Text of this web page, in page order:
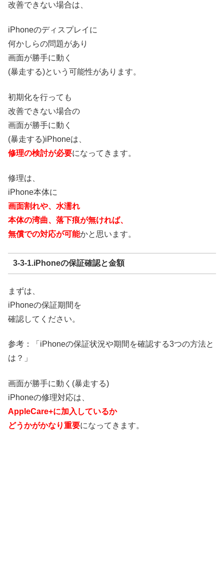
改善できない場合は、
iPhoneのディスプレイに
何かしらの問題があり
画面が勝手に動く
(暴走する)という可能性があります。
初期化を行っても
改善できない場合の
画面が勝手に動く
(暴走する)iPhoneは、
修理の検討が必要になってきます。
修理は、
iPhone本体に
画面割れや、水濡れ
本体の湾曲、落下痕が無ければ、
無償での対応が可能かと思います。
3-3-1.iPhoneの保証確認と金額
まずは、
iPhoneの保証期間 を
確認してください。
参考：「 iPhoneの保証状況や期間を確認する3つの方法と
は？ 」
画面が勝手に動く(暴走する)
iPhoneの修理対応は、
AppleCare+に加入しているか
どうかがかなり重要になってきます。